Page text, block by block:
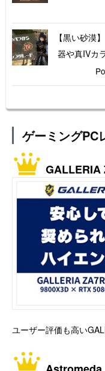
【黒い砂漠
器や真IVカ
ゲーミングPC
GALLERIA
ユーザー評価も高い